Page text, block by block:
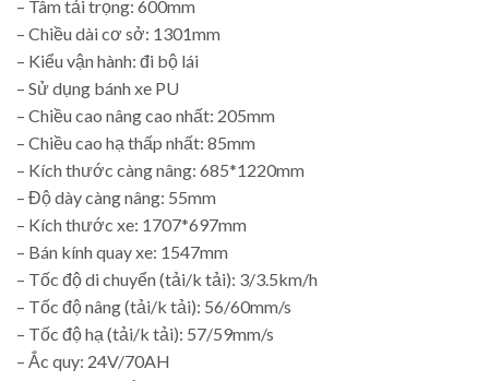
– Tâm tải trọng: 600mm
– Chiều dài cơ sở: 1301mm
– Kiểu vận hành: đi bộ lái
– Sử dụng bánh xe PU
– Chiều cao nâng cao nhất: 205mm
– Chiều cao hạ thấp nhất: 85mm
– Kích thước càng nâng: 685*1220mm
– Độ dày càng nâng: 55mm
– Kích thước xe: 1707*697mm
– Bán kính quay xe: 1547mm
– Tốc độ di chuyển (tải/k tải): 3/3.5km/h
– Tốc độ nâng (tải/k tải): 56/60mm/s
– Tốc độ hạ (tải/k tải): 57/59mm/s
– Ắc quy: 24V/70AH